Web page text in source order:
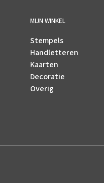
MIJN WINKEL
Stempels
Handletteren
Kaarten
Decoratie
Overig